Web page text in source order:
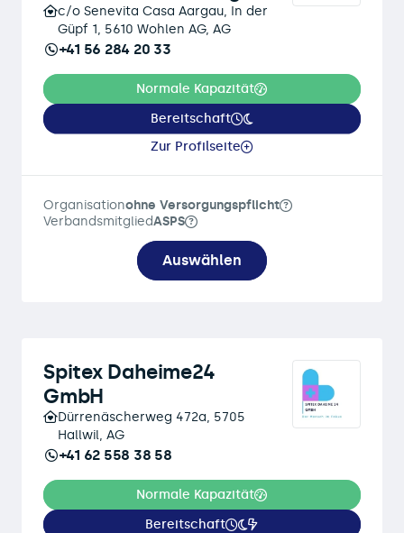
c/o Senevita Casa Aargau, In der
Güpf 1, 5610 Wohlen AG, AG
+41 56 284 20 33
Normale Kapazität
Bereitschaft
Zur Profilseite
Organisationohne Versorgungspflicht
VerbandsmitgliedASPS
Auswählen
Spitex Daheime24
GmbH
Dürrenäscherweg 472a, 5705
Hallwil, AG
+41 62 558 38 58
Normale Kapazität
Bereitschaft